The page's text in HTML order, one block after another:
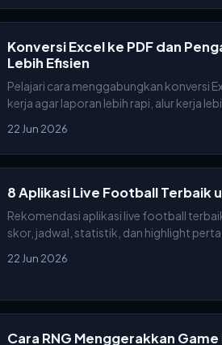
Konversi Excel ke PDF dan
Lebih Efisien
Pelajari cara menggabungkan konversi
kerja agar laporan lebih rapi, alur kerja
22 Jun 2026
8 Aplikasi Live Football Terbaik
Rekomendasi aplikasi live football
skor, jadwal, statistik, dan highlight
22 Jun 2026
Cara RNG Menggerakkan